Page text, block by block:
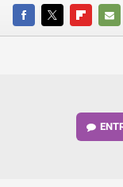
FACEBOOKTWITTERFLIPBOARD
E-